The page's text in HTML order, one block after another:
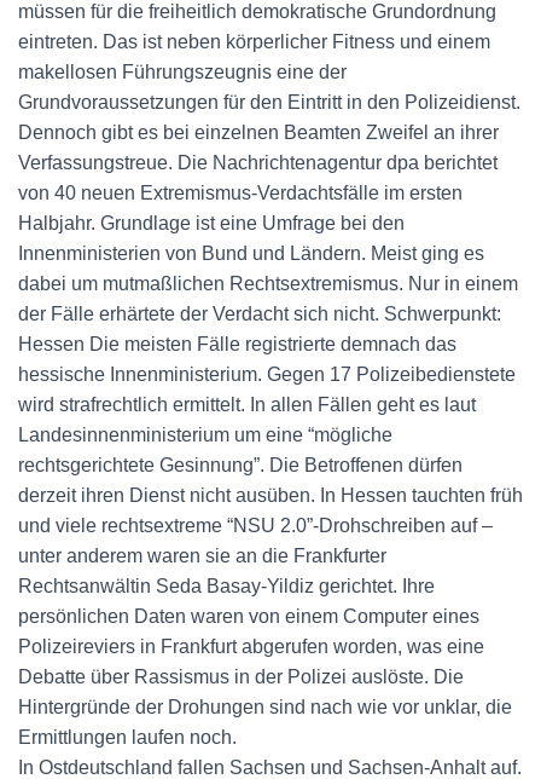
müssen für die freiheitlich demokratische Grundordnung
eintreten. Das ist neben körperlicher Fitness und einem
makellosen Führungszeugnis eine der
Grundvoraussetzungen für den Eintritt in den Polizeidienst.
Dennoch gibt es bei einzelnen Beamten Zweifel an ihrer
Verfassungstreue. Die Nachrichtenagentur dpa berichtet
von 40 neuen Extremismus-Verdachtsfälle im ersten
Halbjahr. Grundlage ist eine Umfrage bei den
Innenministerien von Bund und Ländern. Meist ging es
dabei um mutmaßlichen Rechtsextremismus. Nur in einem
der Fälle erhärtete der Verdacht sich nicht. Schwerpunkt:
Hessen Die meisten Fälle registrierte demnach das
hessische Innenministerium. Gegen 17 Polizeibedienstete
wird strafrechtlich ermittelt. In allen Fällen geht es laut
Landesinnenministerium um eine “mögliche
rechtsgerichtete Gesinnung”. Die Betroffenen dürfen
derzeit ihren Dienst nicht ausüben. In Hessen tauchten früh
und viele rechtsextreme “NSU 2.0”-Drohschreiben auf –
unter anderem waren sie an die Frankfurter
Rechtsanwältin Seda Basay-Yildiz gerichtet. Ihre
persönlichen Daten waren von einem Computer eines
Polizeireviers in Frankfurt abgerufen worden, was eine
Debatte über Rassismus in der Polizei auslöste. Die
Hintergründe der Drohungen sind nach wie vor unklar, die
Ermittlungen laufen noch.
In Ostdeutschland fallen Sachsen und Sachsen-Anhalt auf.